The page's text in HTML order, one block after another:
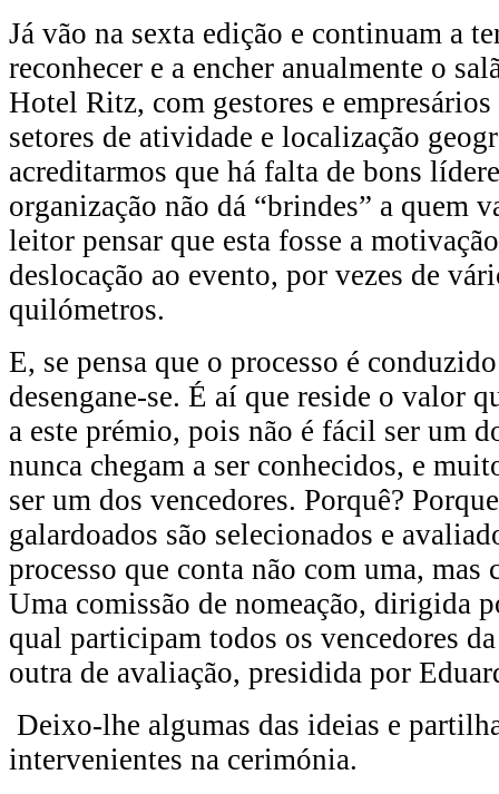
Já vão na sexta edição e continuam a
reconhecer e a encher anualmente o
Hotel Ritz, com gestores e
setores de atividade e localização
acreditarmos que há falta de bons
organização não dá “brindes” a quem
leitor pensar que esta fosse a
deslocação ao evento, por vezes de
quilómetros.
E, se pensa que o processo é
desengane-se. É aí que reside o valor
a este prémio, pois não é fácil ser um
nunca chegam a ser conhecidos, e
ser um dos vencedores. Porquê?
galardoados são selecionados e
processo que conta não com uma, mas
Uma comissão de nomeação, dirigida
qual participam todos os vencedores
outra de avaliação, presidida por
Deixo-lhe algumas das ideias e
intervenientes na cerimónia.